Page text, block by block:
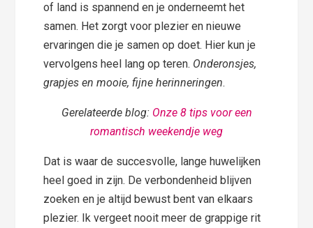
of land is spannend en je onderneemt het
samen. Het zorgt voor plezier en nieuwe
ervaringen die je samen op doet. Hier kun je
vervolgens heel lang op teren. Onderonsjes,
grapjes en mooie, fijne herinneringen.
Gerelateerde blog: Onze 8 tips voor een
romantisch weekendje weg
Dat is waar de succesvolle, lange huwelijken
heel goed in zijn. De verbondenheid blijven
zoeken en je altijd bewust bent van elkaars
plezier. Ik vergeet nooit meer de grappige rit